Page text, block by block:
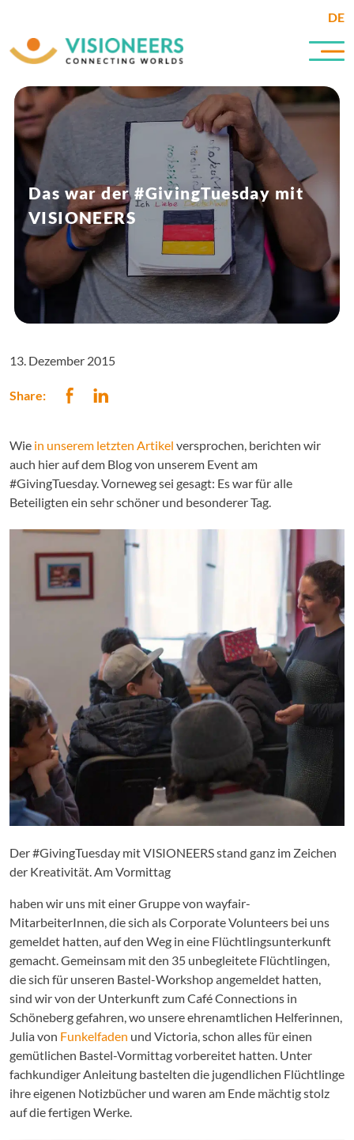
DE
Das war der #GivingTuesday mit
VISIONEERS
13. Dezember 2015
Share:
Wie in unserem letzten Artikel versprochen, berichten wir
auch hier auf dem Blog von unserem Event am
#GivingTuesday. Vorneweg sei gesagt: Es war für alle
Beteiligten ein sehr schöner und besonderer Tag.
Der #GivingTuesday mit VISIONEERS stand ganz im Zeichen
der Kreativität. Am Vormittag
haben wir uns mit einer Gruppe von wayfair-
MitarbeiterInnen, die sich als Corporate Volunteers bei uns
gemeldet hatten, auf den Weg in eine Flüchtlingsunterkunft
gemacht. Gemeinsam mit den 35 unbegleitete Flüchtlingen,
die sich für unseren Bastel-Workshop angemeldet hatten,
sind wir von der Unterkunft zum Café Connections in
Schöneberg gefahren, wo unsere ehrenamtlichen Helferinnen,
Julia von Funkelfaden und Victoria, schon alles für einen
gemütlichen Bastel-Vormittag vorbereitet hatten. Unter
fachkundiger Anleitung bastelten die jugendlichen Flüchtlinge
ihre eigenen Notizbücher und waren am Ende mächtig stolz
auf die fertigen Werke.